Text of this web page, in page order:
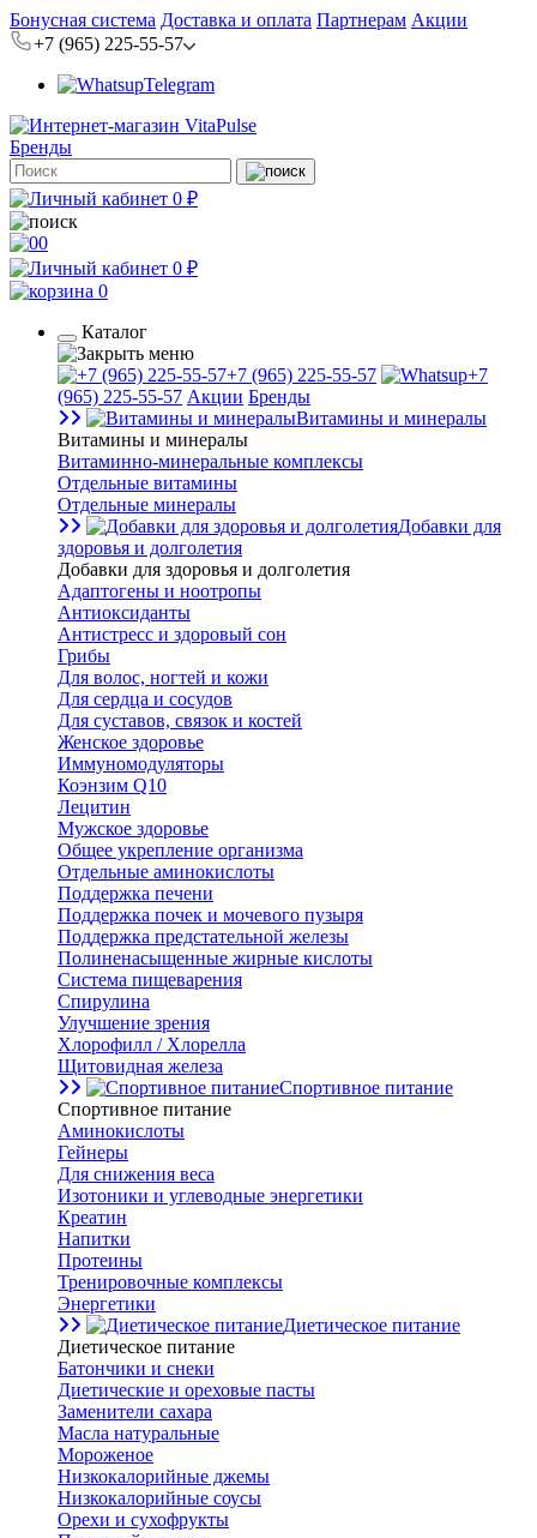
Бонусная система Доставка и оплата Партнерам Акции
+7 (965) 225-55-57
Telegram
Бренды
0 ₽
0
0 ₽
0
Каталог
+7 (965) 225-55-57
+7
(965) 225-55-57 Акции Бренды
Витамины и минералы
Витамины и минералы
Витаминно-минеральные комплексы
Отдельные витамины
Отдельные минералы
Добавки для
здоровья и долголетия
Добавки для здоровья и долголетия
Адаптогены и ноотропы
Антиоксиданты
Антистресс и здоровый сон
Грибы
Для волос, ногтей и кожи
Для сердца и сосудов
Для суставов, связок и костей
Женское здоровье
Иммуномодуляторы
Коэнзим Q10
Лецитин
Мужское здоровье
Общее укрепление организма
Отдельные аминокислоты
Поддержка печени
Поддержка почек и мочевого пузыря
Поддержка предстательной железы
Полиненасыщенные жирные кислоты
Система пищеварения
Спирулина
Улучшение зрения
Хлорофилл / Хлорелла
Щитовидная железа
Спортивное питание
Спортивное питание
Аминокислоты
Гейнеры
Для снижения веса
Изотоники и углеводные энергетики
Креатин
Напитки
Протеины
Тренировочные комплексы
Энергетики
Диетическое питание
Диетическое питание
Батончики и снеки
Диетические и ореховые пасты
Заменители сахара
Масла натуральные
Мороженое
Низкокалорийные джемы
Низкокалорийные соусы
Орехи и сухофрукты